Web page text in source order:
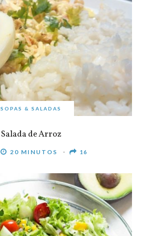
SOPAS & SALADAS
Salada de Arroz
20 MINUTOS 16